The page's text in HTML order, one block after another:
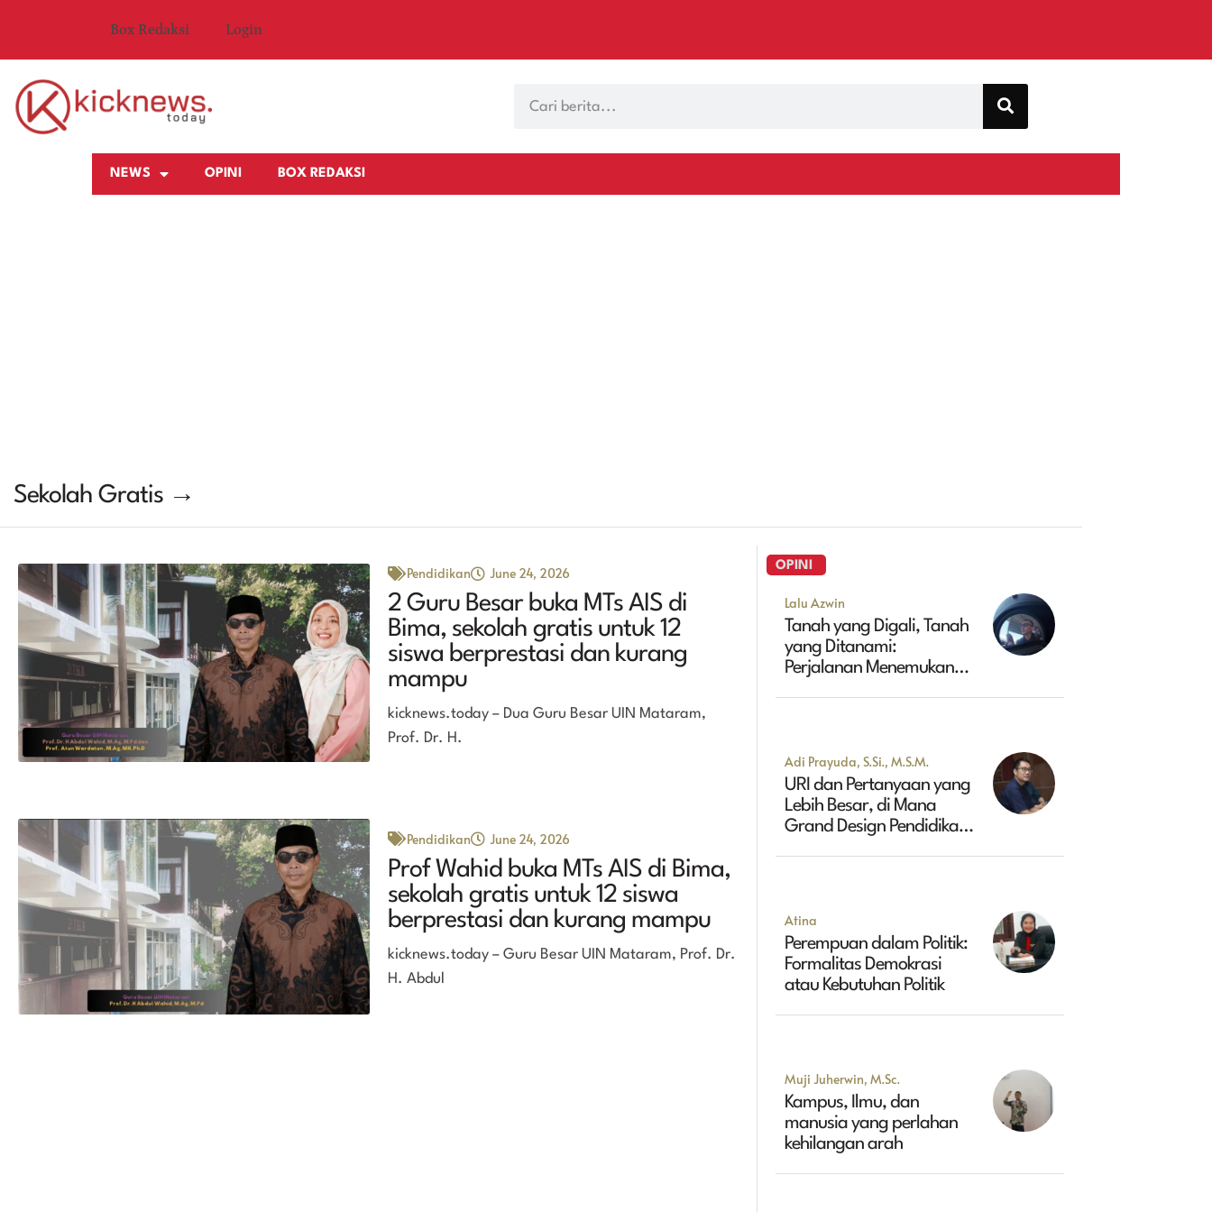
Box Redaksi Login
NEWS OPINI BOX REDAKSI
Sekolah Gratis →
Pendidikan June 24, 2026
2 Guru Besar buka MTs AIS di
Bima, sekolah gratis untuk 12
siswa berprestasi dan kurang
mampu
kicknews.today – Dua Guru Besar UIN Mataram,
Prof. Dr. H.
Pendidikan June 24, 2026
Prof Wahid buka MTs AIS di Bima,
sekolah gratis untuk 12 siswa
berprestasi dan kurang mampu
kicknews.today – Guru Besar UIN Mataram, Prof. Dr.
H. Abdul
OPINI
Lalu Azwin
Tanah yang Digali, Tanah
yang Ditanami:
Perjalanan Menemukan
Adi Prayuda, S.Si., M.S.M.
URI dan Pertanyaan yang
Lebih Besar, di Mana
Grand Design Pendidikan
Atina
Perempuan dalam Politik:
Formalitas Demokrasi
atau Kebutuhan Politik
Muji Juherwin, M.Sc.
Kampus, Ilmu, dan
manusia yang perlahan
kehilangan arah